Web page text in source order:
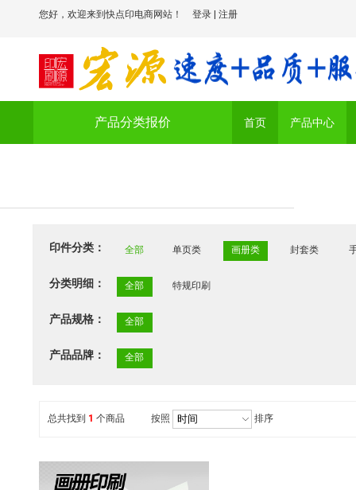
您好，欢迎来到快点印电商网站！ 登录 注册
产品分类报价 首页 产品中心
印件分类： 全部 单页类 画册类 封套类
分类明细： 全部 特规印刷
产品规格： 全部
产品品牌： 全部
总共找到 1 个商品 按照 排序